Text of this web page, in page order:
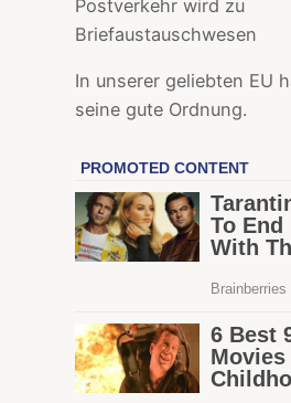
Postverkehr wird zu
Briefaustauschwesen
In unserer geliebten EU
seine gute Ordnung.